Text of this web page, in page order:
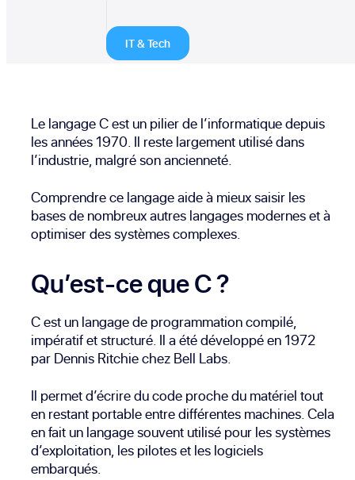
IT & Tech
Le langage C est un pilier de l’informatique depuis
les années 1970. Il reste largement utilisé dans
l’industrie, malgré son ancienneté.
Comprendre ce langage aide à mieux saisir les
bases de nombreux autres langages modernes et à
optimiser des systèmes complexes.
Qu’est-ce que C ?
C est un langage de programmation compilé,
impératif et structuré. Il a été développé en 1972
par Dennis Ritchie chez Bell Labs.
Il permet d’écrire du code proche du matériel tout
en restant portable entre différentes machines. Cela
en fait un langage souvent utilisé pour les systèmes
d’exploitation, les pilotes et les logiciels
embarqués.